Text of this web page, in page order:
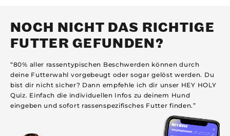
NOCH NICHT DAS RICHTIGE
FUTTER GEFUNDEN?
“80% aller rassentypischen Beschwerden können durch
deine Futterwahl vorgebeugt oder sogar gelöst werden. Du
bist dir nicht sicher? Dann empfehle ich dir unser HEY HOLY
Quiz. Einfach die individuellen Infos zu deinem Hund
eingeben und sofort rassenspezifisches Futter finden.”